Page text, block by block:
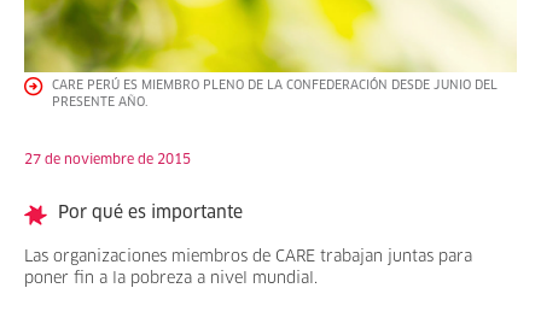
CARE PERÚ ES MIEMBRO PLENO DE LA CONFEDERACIÓN DESDE JUNIO DEL
PRESENTE AÑO.
27 de noviembre de 2015
Por qué es importante
Las organizaciones miembros de CARE trabajan juntas para
poner fin a la pobreza a nivel mundial.